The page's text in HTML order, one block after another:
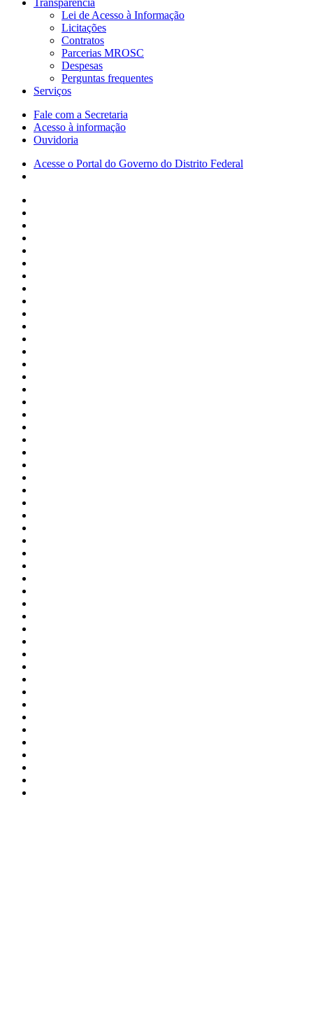
Transparência
Lei de Acesso à Informação
Licitações
Contratos
Parcerias MROSC
Despesas
Perguntas frequentes
Serviços
Fale com a Secretaria
Acesso à informação
Ouvidoria
Acesse o Portal do Governo do Distrito Federal